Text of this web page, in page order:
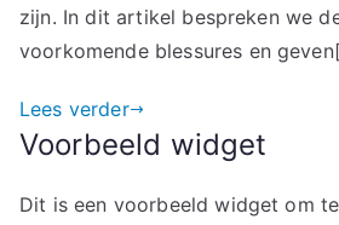
zijn. In dit artikel bespreken we
voorkomende blessures en
Lees verder
Voorbeeld widget
Dit is een voorbeeld widget om